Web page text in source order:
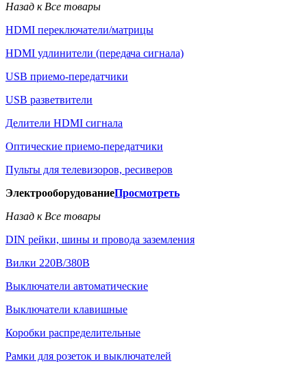
Назад к Все товары
HDMI переключатели/матрицы
HDMI удлинители (передача сигнала)
USB приемо-передатчики
USB разветвители
Делители HDMI сигнала
Оптические приемо-передатчики
Пульты для телевизоров, ресиверов
ЭлектрооборудованиеПросмотреть
Назад к Все товары
DIN рейки, шины и провода заземления
Вилки 220В/380В
Выключатели автоматические
Выключатели клавишные
Коробки распределительные
Рамки для розеток и выключателей